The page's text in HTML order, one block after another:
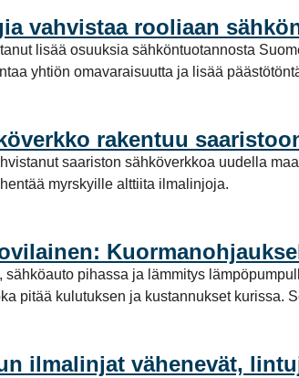
a
vahvistaa rooliaan
lisää osuuksia sähköntuotannosta
yhtiön omavaraisuutta ja lisää
rakentuu
saariston sähköverkkoa uudella
myrskyille alttiita ilmalinjoja.
pihassa ja lämmitys
pitää kulutuksen ja kustannukset kurissa.
ilmalinjat vähenevät,